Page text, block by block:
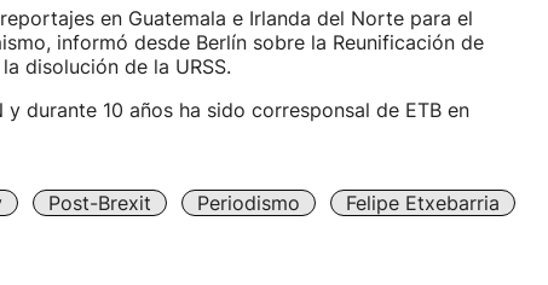
en Guatemala e Irlanda del Norte para el
informó desde Berlín sobre la Reunificación de
disolución de la URSS.
durante 10 años ha sido corresponsal de ETB en
Post-Brexit Periodismo Felipe Etxebarria